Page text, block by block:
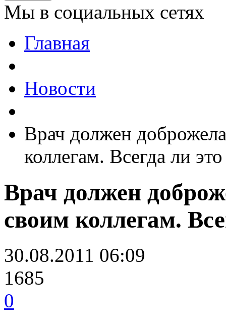
Мы в социальных сетях
Главная
Новости
Врач должен
коллегам. Всегда ли это
Врач должен
своим коллегам.
30.08.2011 06:09
1685
0